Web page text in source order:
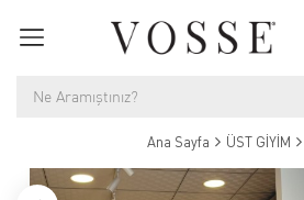
Ana Sayfa ÜST GİYİM